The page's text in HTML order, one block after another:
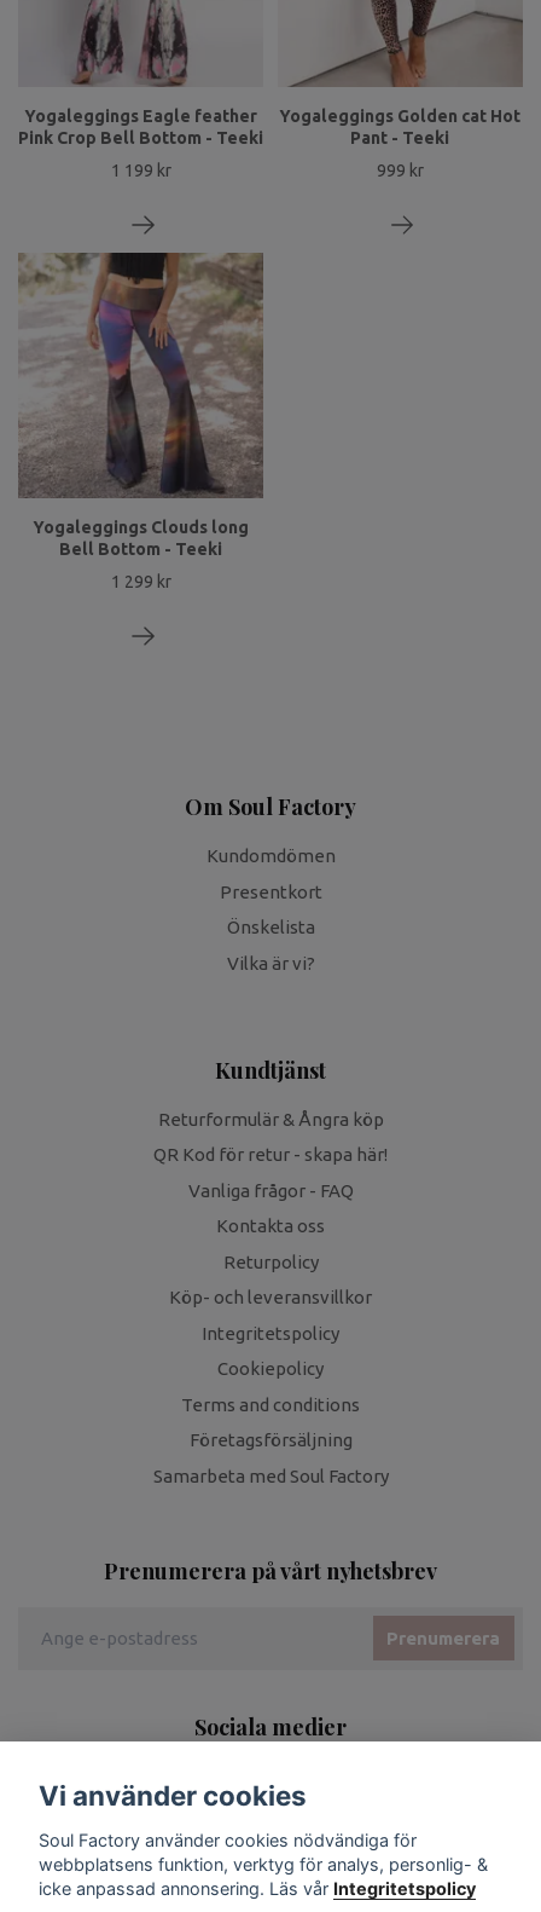
Yogaleggings Eagle feather
Pink Crop Bell Bottom - Teeki
1 199 kr
Yogaleggings Golden cat Hot
Pant - Teeki
999 kr
Yogaleggings Clouds long
Bell Bottom - Teeki
1 299 kr
Om Soul Factory
Kundomdömen
Presentkort
Önskelista
Vilka är vi?
Kundtjänst
Returformulär & Ångra köp
QR Kod för retur - skapa här!
Vanliga frågor - FAQ
Kontakta oss
Returpolicy
Köp- och leveransvillkor
Integritetspolicy
Cookiepolicy
Terms and conditions
Företagsförsäljning
Samarbeta med Soul Factory
Prenumerera på vårt nyhetsbrev
Prenumerera
Sociala medier
Vi använder cookies
Soul Factory använder cookies nödvändiga för
webbplatsens funktion, verktyg för analys, personlig- &
icke anpassad annonsering. Läs vår Integritetspolicy